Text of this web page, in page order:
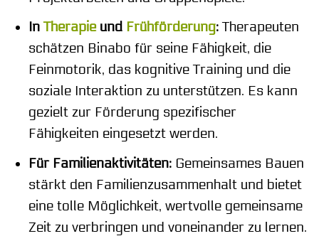
InTherapieund Frühförderung:Therapeuten
schätzen Binabo für seine Fähigkeit, die
Feinmotorik, das kognitive Training und die
soziale Interaktion zu unterstützen. Es kann
gezielt zur Förderung spezifischer
Fähigkeiten eingesetzt werden.
Für Familienaktivitäten:Gemeinsames Bauen
stärkt den Familienzusammenhalt und bietet
eine tolle Möglichkeit, wertvolle gemeinsame
Zeit zu verbringen und voneinander zu lernen.